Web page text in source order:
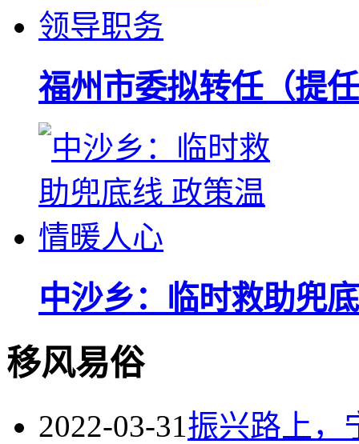
福州市委拟转任（提
中沙乡：临时救助兜
移风易俗
2022-03-31振兴路上，